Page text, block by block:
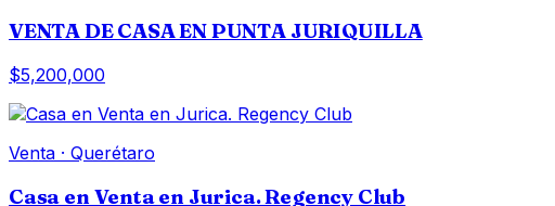
VENTA DE CASA EN PUNTA JURIQUILLA
$5,200,000
Venta · Querétaro
Casa en Venta en Jurica. Regency Club